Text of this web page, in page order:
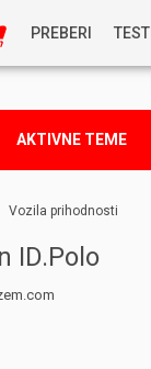
PREBERI
NAGRADNA IGRA
TESTI
AKTIVNE TEME
Vozila prihodnosti
ID.Polo